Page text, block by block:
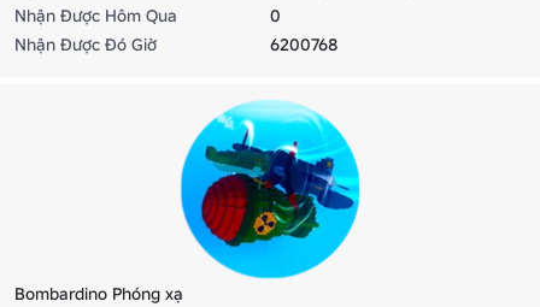
Nhận Được Hôm Qua
0
Nhận Được Đó Giờ
6200768
Bombardino Phóng xạ